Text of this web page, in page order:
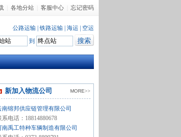
各地分站 客服中心 忘记密码
公路运输 铁路运输 海运
空运
到
新加入物流公司 MORE>>
南镕邦供应链管理有限公司
系电话：18814880678
南禹工特种车辆制造有限公司